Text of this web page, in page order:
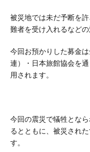
被災地では未だ予断を
難者を受け入れるなどの
今回お預かりした募金
連）・日本旅館協会を
用されます。
今回の震災で犠牲とな
るとともに、被災され
す。